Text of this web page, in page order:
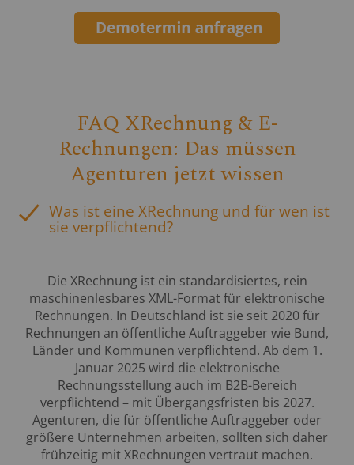
FAQ XRechnung & E-
Rechnungen: Das müssen
Agenturen jetzt wissen
Was ist eine XRechnung und für wen ist
sie verpflichtend?
Die XRechnung ist ein standardisiertes, rein
maschinenlesbares XML-Format für elektronische
Rechnungen. In Deutschland ist sie seit 2020 für
Rechnungen an öffentliche Auftraggeber wie Bund,
Länder und Kommunen verpflichtend. Ab dem 1.
Januar 2025 wird die elektronische
Rechnungsstellung auch im B2B-Bereich
verpflichtend – mit Übergangsfristen bis 2027.
Agenturen, die für öffentliche Auftraggeber oder
größere Unternehmen arbeiten, sollten sich daher
frühzeitig mit XRechnungen vertraut machen.